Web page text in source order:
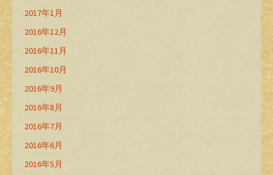
2017年1月
2016年12月
2016年11月
2016年10月
2016年9月
2016年8月
2016年7月
2016年6月
2016年5月